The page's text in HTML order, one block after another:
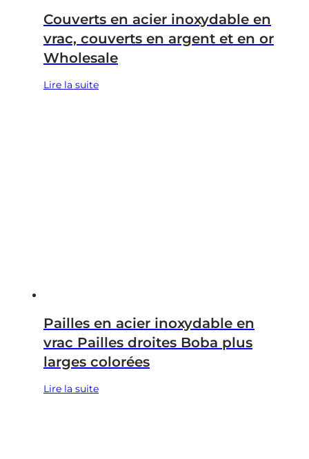
Couverts en acier inoxydable en
vrac, couverts en argent et en or
Wholesale
Lire la suite
Pailles en acier inoxydable en
vrac Pailles droites Boba plus
larges colorées
Lire la suite